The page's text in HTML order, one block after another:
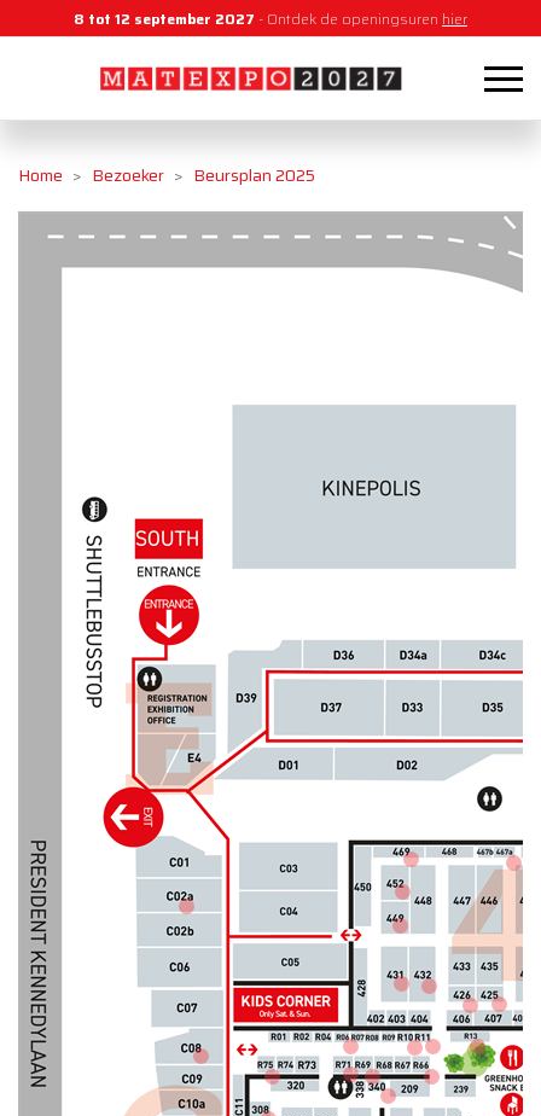
8 tot 12 september 2027 - Ontdek de openingsuren hier
Home Bezoeker Beursplan 2025